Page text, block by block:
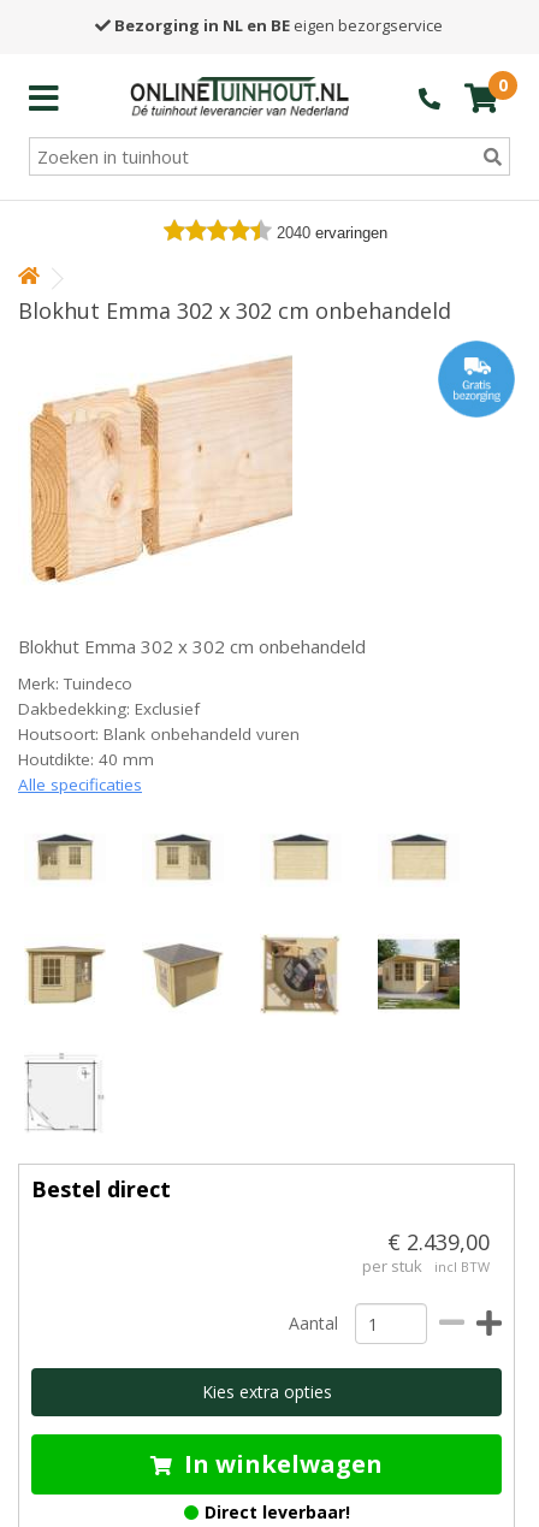
Bezorging in NL en BE eigen bezorgservice
0
2040 ervaringen
Blokhut Emma 302 x 302 cm onbehandeld
Blokhut Emma 302 x 302 cm onbehandeld
Merk: Tuindeco
Dakbedekking: Exclusief
Houtsoort: Blank onbehandeld vuren
Houtdikte: 40 mm
Alle specificaties
Bestel direct
€ 2.439,00
per stuk incl BTW
Aantal
Kies extra opties
In winkelwagen
Direct leverbaar!